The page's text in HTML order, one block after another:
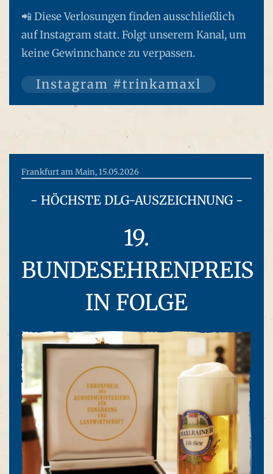
📲 Diese Verlosungen finden ausschließlich
auf Instagram statt. Folgt unserem Kanal, um
keine Gewinnchance zu verpassen.
Instagram #trinkamaxl
Frankfurt am Main, 15.05.2026
- HÖCHSTE DLG-AUSZEICHNUNG -
19.
BUNDESEHRENPREIS
IN FOLGE